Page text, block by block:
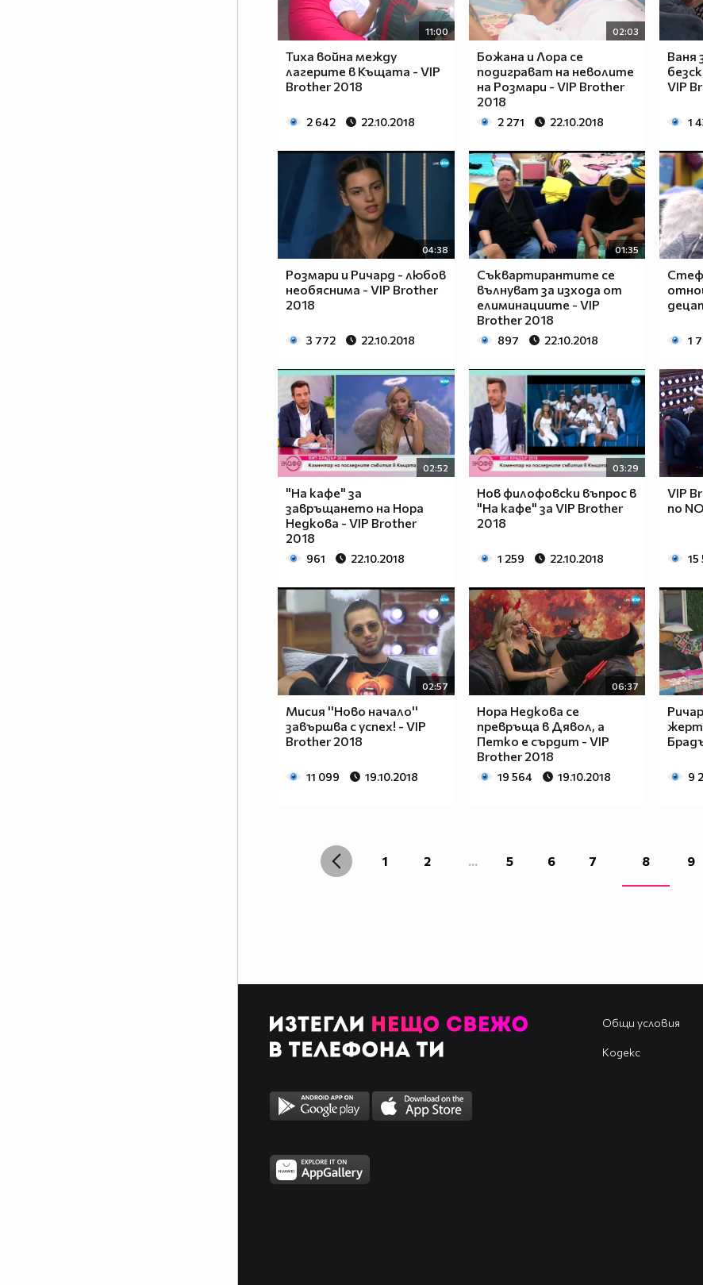
11:00
Тиха война между
лагерите в Къщата - VIP
Brother 2018
2 642 22.10.2018
02:03
Божана и Лора се
подиграват на неволите
на Розмари - VIP Brother
2018
2 271 22.10.2018
Ваня
VIP
1
04:38
Розмари и Ричард - любов
необяснима - VIP Brother
2018
3 772 22.10.2018
01:35
Съквартирантите се
вълнуват за изхода от
елиминациите - VIP
Brother 2018
897 22.10.2018 1
02:52
"На кафе" за
завръщането на Нора
Недкова - VIP Brother
2018
961 22.10.2018
03:29
Нов филофовски въпрос в
"На кафе" за VIP Brother
2018
1 259 22.10.2018
VIP
по
15
02:57
Мисия ''Ново начало''
завършва с успех! - VIP
Brother 2018
11 099 19.10.2018
06:37
Нора Недкова се
превръща в Дявол, а
Петко е сърдит - VIP
Brother 2018
19 564 19.10.2018 9
1 2 ... 5 6 7 8 9
Общи условия
Кодекс